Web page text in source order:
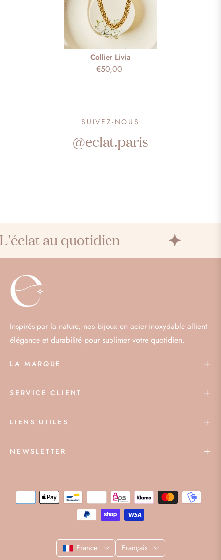
Collier Livia
€50,00
SUIVEZ-NOUS
@eclat.paris
au quotidien
Inspirés par la nature, nos bijoux en acier inoxydable allient
élégance et durabilité pour sublimer votre quotidien.
LA MARQUE
SERVICE CLIENT
LIENS UTILES
NEWSLETTER
France Français